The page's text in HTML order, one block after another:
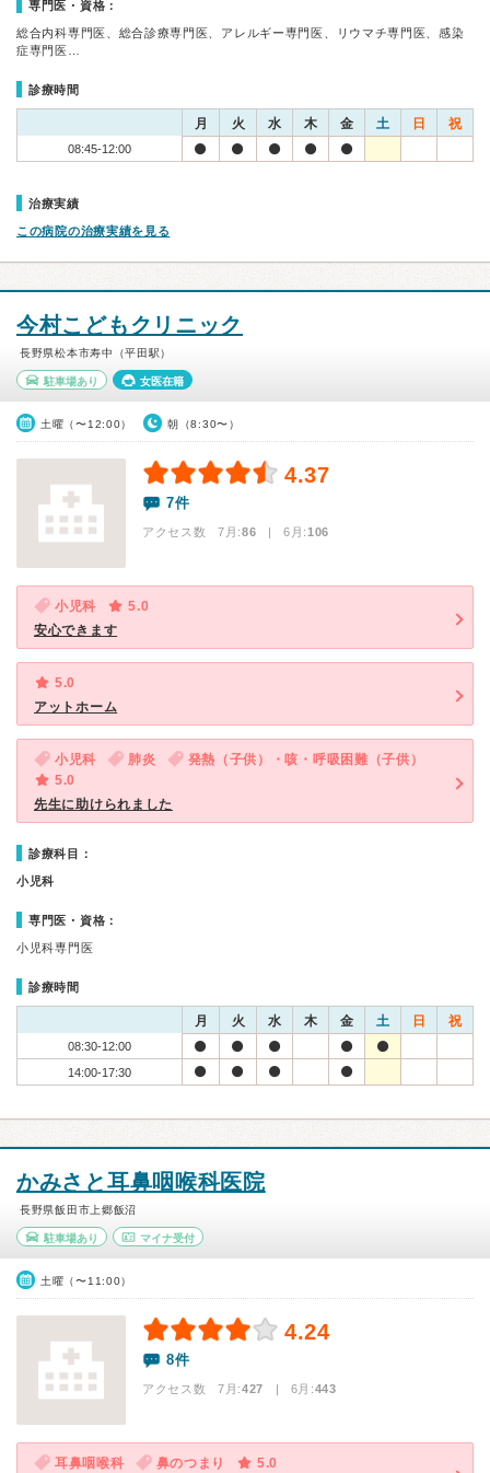
専門医・資格：
総合内科専門医、総合診療専門医、アレルギー専門医、リウマチ専門医、感染
症専門医…
診療時間
月 火 水 木 金 土 日 祝
08:45-12:00
治療実績
この病院の治療実績を見る
今村こどもクリニック
長野県松本市寿中（平田駅）
駐車場あり 女医在籍
土曜（〜12:00） 朝（8:30〜）
4.37
7件
アクセス数 7月:86 | 6月:106
小児科
5.0
安心できます
5.0
アットホーム
小児科 肺炎
発熱（子供）・咳・呼吸困難（子供）
5.0
先生に助けられました
診療科目：
小児科
専門医・資格：
小児科専門医
診療時間
月 火 水 木 金 土 日 祝
08:30-12:00
14:00-17:30
かみさと耳鼻咽喉科医院
長野県飯田市上郷飯沼
駐車場あり マイナ受付
土曜（〜11:00）
4.24
8件
アクセス数 7月:427 | 6月:443
耳鼻咽喉科 鼻のつまり
5.0